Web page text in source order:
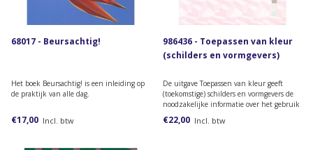
68017 - Beursachtig!
Het boek Beursachtig! is een inleiding op
de praktijk van alle dag.
€17,00 Incl. btw
986436 - Toepassen van kleur
(schilders en vormgevers)
De uitgave Toepassen van kleur geeft
(toekomstige) schilders en vormgevers de
noodzakelijke informatie over het gebruik
van kleur. De lezer krijgt veel informatie
over kleursystemen en de beleving van
€22,00 Incl. btw